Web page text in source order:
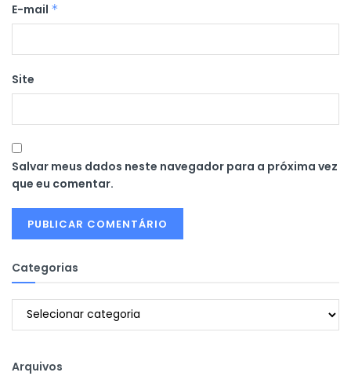
E-mail *
Site
Salvar meus dados neste navegador para a próxima vez
que eu comentar.
Categorias
Categorias
Arquivos